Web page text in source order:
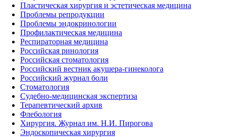
Пластическая хирургия и эстетическая медицина
Проблемы репродукции
Проблемы эндокринологии
Профилактическая медицина
Респираторная медицина
Российская ринология
Российская стоматология
Российский вестник акушера-гинеколога
Российский журнал боли
Стоматология
Судебно-медицинская экспертиза
Терапевтический архив
Флебология
Хирургия. Журнал им. Н.И. Пирогова
Эндоскопическая хирургия